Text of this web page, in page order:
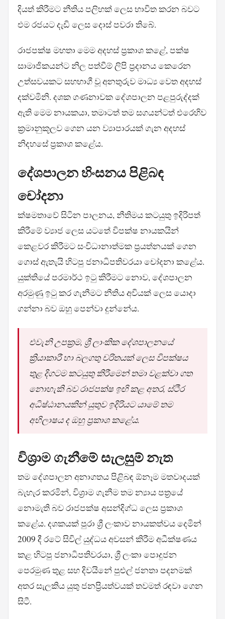
දියත් කිරීමට නීතිය පලිහක් ලෙස භාවිත කරන බවට
එම රජයට දැඩි ලෙස දොස් පවරා තිබේ.
රාජපක්ෂ මහතා මෙම අදහස් ප්‍රකාශ කළේ, පක්ෂ
සාමාජිකයන්ට නිල පත්වීම් ලිපි ප්‍රදානය කෙරෙන
උත්සවයකට සහභාගී වූ අනතුරුව මාධ්‍ය වෙත අදහස්
දක්වමිනි. දශක ගණනාවක දේශපාලන පළපුරුද්දක්
ඇති මෙම නායකයා, තමාටත් තම සගයන්ටත් එරෙහිව
ක්‍රමානුකූලව ගෙන යන ව්‍යාපාරයක් ගැන අදහස්
නිදහසේ ප්‍රකාශ කළේය.
දේශපාලන හිංසනය පිළිබඳ
චෝදනා
ක්ෂමතාවේ සිටින පාලනය, නීතිමය කටයුතු ඉදිරිපත්
කිරීමේ ව්‍යාජ ලෙස යටතේ විපක්ෂ නායකයින්
කෙළවර කිරීමට සංවිධානාත්මක ප්‍රයත්නයක් ගෙන
ගොස් ඇතැයි හිටපු ජනාධිපතිවරයා චෝදනා කළේය.
යුක්තියේ පරමාර්ථ ඉටු කිරීමට නොව, දේශපාලන
අරමුණු ඉටු කර ගැනීමට නීතිය අවියක් ලෙස යොදා
ගන්නා බව ඔහු පෙන්වා දුන්නේය.
එවැනි උපක්‍රම, ශ්‍රී ලාංකික දේශපාලනයේ
ක්‍රියාකාරී හා බලගතු චරිතයක් ලෙස විපක්ෂය
තුළ දිගටම කටයුතු කිරීමෙන් තමා වළක්වා ගත
නොහැකි බව රාජපක්ෂ ඉඟි කළ අතර, ස්ථිර
අධිෂ්ඨානයකින් යුතුව ඉදිරියට යාමේ තම
අභිලාෂය ද ඔහු ප්‍රකාශ කළේය.
විශ්‍රාම ගැනීමේ සැලසුම් නැත
තම දේශපාලන අනාගතය පිළිබඳ ඕනෑම මතවාදයක්
බැහැර කරමින්, විශ්‍රාම ගැනීම තම න්‍යාය පත්‍රයේ
නොමැති බව රාජපක්ෂ අසන්දිග්ධ ලෙස ප්‍රකාශ
කළේය. දශකයක් පුරා ශ්‍රී ලංකාව නායකත්වය දෙමින්
2009 දී රටේ සිවිල් යුද්ධය අවසන් කිරීම අධීක්ෂණය
කළ හිටපු ජනාධිපතිවරයා, ශ්‍රී ලංකා පොදුජන
පෙරමුණ තුළ සහ දිවයිනේ පුළුල් ජනතා පදනමක්
අතර සැලකිය යුතු ජනප්‍රියත්වයක් තවමත් රඳවා ගෙන
සිටී.